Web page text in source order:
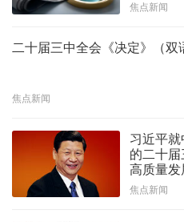
焦点新闻
二十届三中全会《决定》（双
焦点新闻
习近平
的二十
高质量发
焦点新闻